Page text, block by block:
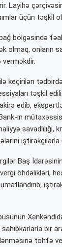
Layihə
üçün təşkil
bölgəsində
olmaq, onların
keçirilən
təşkil
edib,
ın
iştirakçılarla
Baş
öhdəlikləri,
bir
töhfə